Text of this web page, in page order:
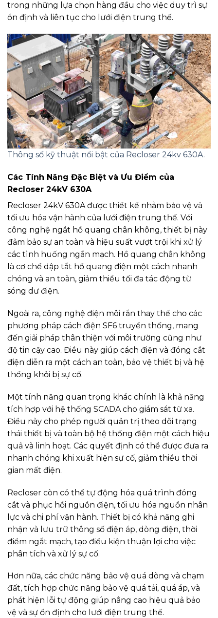
trong những lựa chọn hàng đầu cho việc duy trì sự
ổn định và liên tục cho lưới điện trung thế.
Thông số kỹ thuật nổi bật của Recloser 24kv 630A.
Các Tính Năng Đặc Biệt và Ưu Điểm của
Recloser 24kV 630A
Recloser 24kV 630A được thiết kế nhằm bảo vệ và
tối ưu hóa vận hành của lưới điện trung thế. Với
công nghệ ngắt hồ quang chân không, thiết bị này
đảm bảo sự an toàn và hiệu suất vượt trội khi xử lý
các tình huống ngắn mạch. Hồ quang chân không
là cơ chế dập tắt hồ quang điện một cách nhanh
chóng và an toàn, giảm thiểu tối đa tác động từ
sóng dư điện.
Ngoài ra, công nghệ điện môi rắn thay thế cho các
phương pháp cách điện SF6 truyền thống, mang
đến giải pháp thân thiện với môi trường cũng như
độ tin cậy cao. Điều này giúp cách điện và đóng cắt
điện diễn ra một cách an toàn, bảo vệ thiết bị và hệ
thống khỏi bị sự cố.
Một tính năng quan trọng khác chính là khả năng
tích hợp với hệ thống SCADA cho giám sát từ xa.
Điều này cho phép người quản trị theo dõi trạng
thái thiết bị và toàn bộ hệ thống điện một cách hiệu
quả và linh hoạt. Các quyết định có thể được đưa ra
nhanh chóng khi xuất hiện sự cố, giảm thiểu thời
gian mất điện.
Recloser còn có thể tự động hóa quá trình đóng
cắt và phục hồi nguồn điện, tối ưu hóa nguồn nhân
lực và chi phí vận hành. Thiết bị có khả năng ghi
nhận và lưu trữ thông số điện áp, dòng điện, thời
điểm ngắt mạch, tạo điều kiện thuận lợi cho việc
phân tích và xử lý sự cố.
Hơn nữa, các chức năng bảo vệ quá dòng và chạm
đất, tích hợp chức năng bảo vệ quá tải, quá áp, và
phát hiện lỗi tự động giúp nâng cao hiệu quả bảo
vệ và sự ổn định cho lưới điện trung thế.